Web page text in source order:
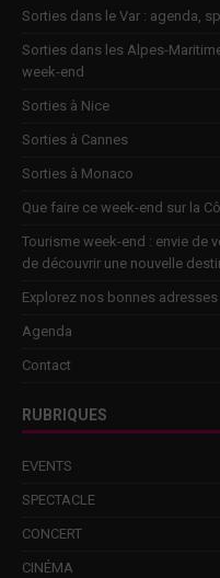
Sorties dans le Var : agenda,
Sorties dans les Alpes-
week-end
Sorties à Nice
Sorties à Cannes
Sorties à Monaco
Que faire ce week-end sur la
Tourisme week-end : envie de
de découvrir une nouvelle
Explorez nos bonnes adresses
Agenda
Contact
RUBRIQUES
EVENTS
SPECTACLE
CONCERT
CINÉMA